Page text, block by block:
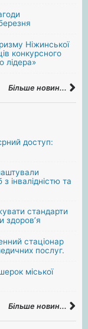
Ніжинської
конкурсного
лідера»
Більше новин...
доступ:
інвалідністю та
стандарти
здоров’я
стаціонар
послуг.
міської
Більше новин...